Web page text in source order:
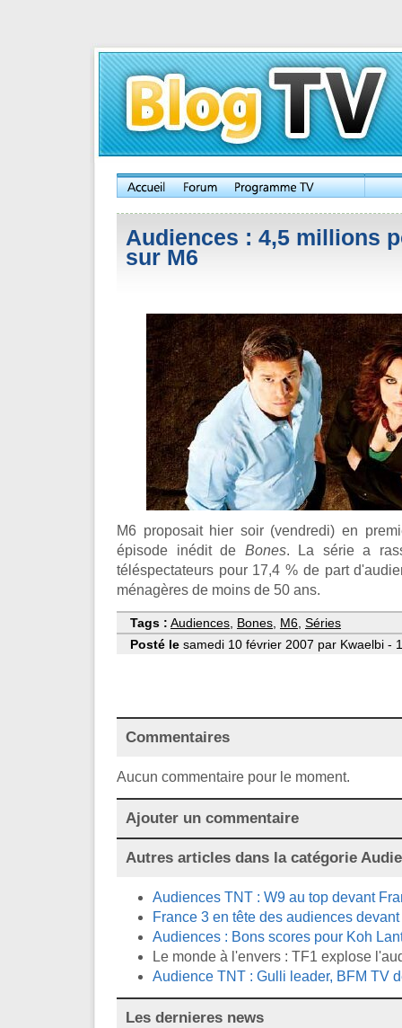
Audiences : 4,5 millions
sur M6
M6 proposait hier soir (vendredi) en
épisode inédit de Bones. La série a
téléspectateurs pour 17,4 % de part
ménagères de moins de 50 ans.
Tags : Audiences Bones M6 Séries
Posté le samedi 10 février 2007 par Kwaelbi -
Commentaires
Aucun commentaire pour le moment.
Ajouter un commentaire
Autres articles dans la catégorie
Audiences TNT : W9 au top devant
France 3 en tête des audiences
Audiences : Bons scores pour Koh
Le monde à l'envers : TF1 explose
Audience TNT : Gulli leader, BFM TV
Les dernieres news